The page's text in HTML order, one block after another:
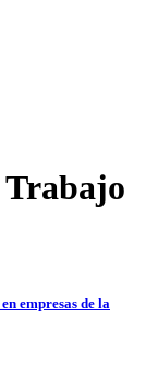
Trabajo
empresas de la